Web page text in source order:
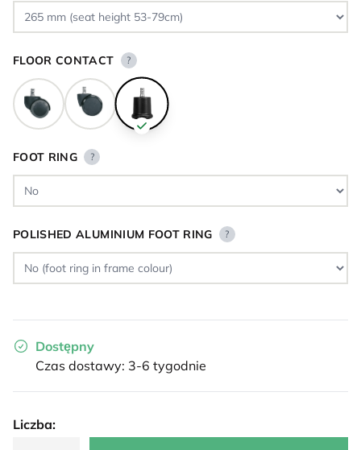
FLOOR CONTACT ?
FOOT RING ?
POLISHED ALUMINIUM FOOT RING ?
Dostępny
Czas dostawy: 3-6 tygodnie
Liczba: